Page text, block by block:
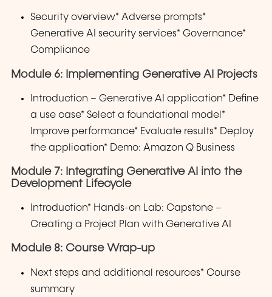
Security overview* Adverse prompts*
Generative AI security services* Governance*
Compliance
Module 6: Implementing Generative AI Projects
Introduction – Generative AI application* Define
a use case* Select a foundational model*
Improve performance* Evaluate results* Deploy
the application* Demo: Amazon Q Business
Module 7: Integrating Generative AI into the
Development Lifecycle
Introduction* Hands-on Lab: Capstone –
Creating a Project Plan with Generative AI
Module 8: Course Wrap-up
Next steps and additional resources* Course
summary